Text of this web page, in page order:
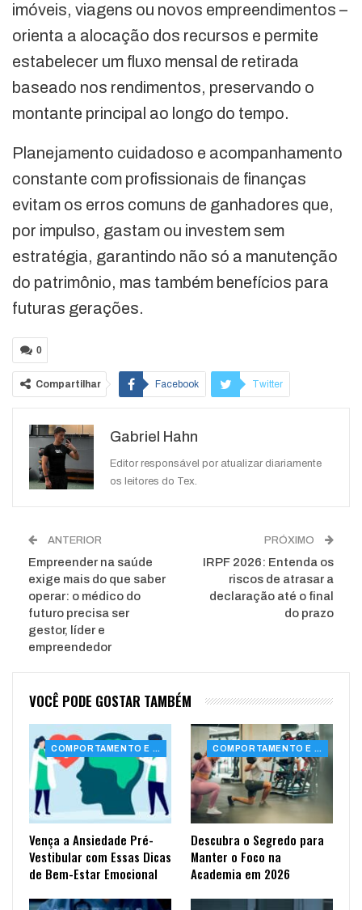
imóveis, viagens ou novos empreendimentos –
orienta a alocação dos recursos e permite
estabelecer um fluxo mensal de retirada
baseado nos rendimentos, preservando o
montante principal ao longo do tempo.
Planejamento cuidadoso e acompanhamento
constante com profissionais de finanças
evitam os erros comuns de ganhadores que,
por impulso, gastam ou investem sem
estratégia, garantindo não só a manutenção
do patrimônio, mas também benefícios para
futuras gerações.
0
Compartilhar Facebook Twitter
WhatsApp
Gabriel Hahn
Editor responsável por atualizar diariamente
os leitores do Tex.
ANTERIOR
Empreender na saúde
exige mais do que saber
operar: o médico do
futuro precisa ser
gestor, líder e
empreendedor
PRÓXIMO
IRPF 2026: Entenda os
riscos de atrasar a
declaração até o final
do prazo
VOCÊ PODE GOSTAR TAMBÉM
COMPORTAMENTO E SAÚDE
Vença a Ansiedade Pré-
Vestibular com Essas Dicas
de Bem-Estar Emocional
COMPORTAMENTO E SAÚDE
Descubra o Segredo para
Manter o Foco na
Academia em 2026